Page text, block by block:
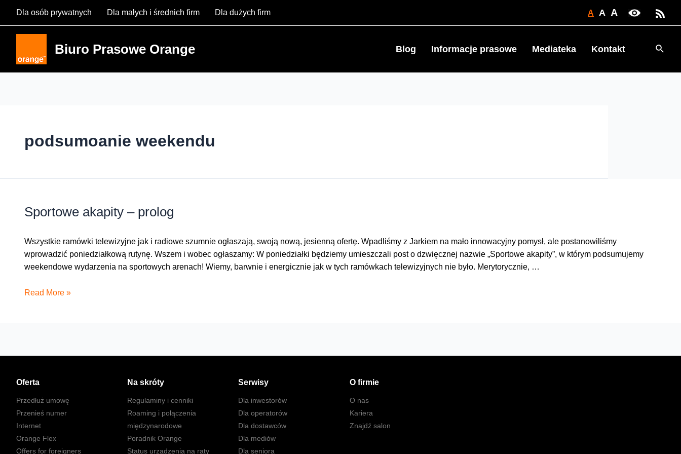
Dla osób prywatnych Dla małych i średnich firm Dla dużych firm A A A
Biuro Prasowe Orange Blog Informacje prasowe Mediateka Kontakt
podsumoanie weekendu
Sportowe akapity – prolog
Wszystkie ramówki telewizyjne jak i radiowe szumnie ogłaszają, swoją nową, jesienną ofertę. Wpadliśmy z Jarkiem na mało innowacyjny pomysł, ale postanowiliśmy
wprowadzić poniedziałkową rutynę. Wszem i wobec ogłaszamy: W poniedziałki będziemy umieszczali post o dzwięcznej nazwie „Sportowe akapity”, w którym podsumujemy
weekendowe wydarzenia na sportowych arenach! Wiemy, barwnie i energicznie jak w tych ramówkach telewizyjnych nie było. Merytorycznie, …
Sportowe
Read More »
Oferta
Przedłuż umowę
Przenieś numer
Internet
Orange Flex
Offers for foreigners
Na skróty
Regulaminy i cenniki
Roaming i połączenia
międzynarodowe
Poradnik Orange
Status urządzenia na raty
Serwisy
Dla inwestorów
Dla operatorów
Dla dostawców
Dla mediów
Dla seniora
O firmie
O nas
Kariera
Znajdź salon